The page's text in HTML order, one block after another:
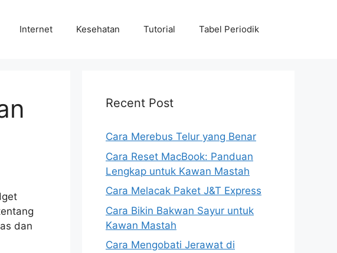
Internet Kesehatan Tutorial Tabel Periodik
dan
Recent Post
Cara Merebus Telur yang Benar
Cara Reset MacBook: Panduan
Lengkap untuk Kawan Mastah
Cara Melacak Paket J&T Express
Cara Bikin Bakwan Sayur untuk
Kawan Mastah
Cara Mengobati Jerawat di